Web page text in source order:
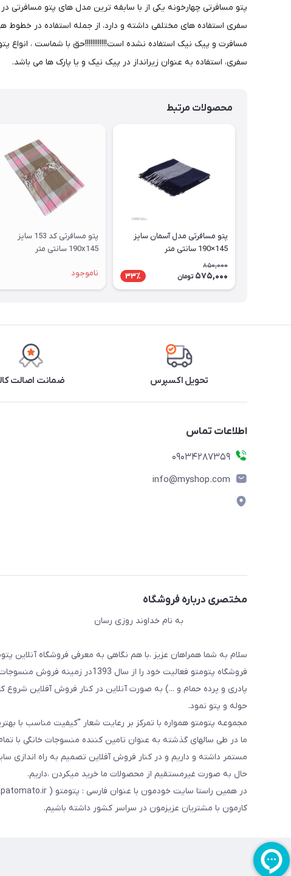
سفری استفاده های مختلفی داشته و دارد، از جمله استفاده در خطوط
مسافرت و پیک نیک استفاده نشده است!!!!!!!!!!!!حق با شماست ، انواع
سفری، استفاده به عنوان زیرانداز در پیک نیک و یا پارک ها می باشد.
محصولات مرتبط
پتو مسافرتی مدل آسمان سایز
145×190 سانتی متر
850,000
575,000 تومان 33٪
پتو مسافرتی کد 153 سایز
190x145 سانتی متر
ناموجود
تحویل اکسپرس ضمانت اصالت
اطلاعات تماس
09034287359
info@myshop.com
مختصری درباره فروشگاه
به نام خداوند روزی رسان
سلام به شما همراهان عزیز ،با هم نگاهی به معرفی فروشگاه آنلاین
فروشگاه پتومتو فعالیت خود را از
پادری و پرده حمام و ...) به صورت آنلاین در کنار فروش آفلاین شروع
حوله و پتو نمود.
مجموعه پتومتو همواره با تمرکز بر رعایت شعار "کیفیت مناسب با
ما در طی سالهای گذشته به عنوان تامین کننده منسوجات خانگی با
مستمر داشته و داریم و در کنار فروش آفلاین تصمیم به راه
حال به صورت غیرمستقیم از محصولات ما خرید میکردن ،داریم.
کارمون با مشتریان عزیزمون در سراسر کشور داشته باشیم.